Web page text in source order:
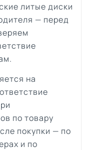
литые диски
— перед
на
по товару
покупки — по
и по